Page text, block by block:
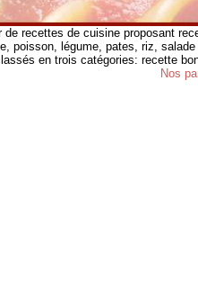
recettes de cuisine proposant
poisson, légume, pates, riz,
en trois catégories: recette
Nos